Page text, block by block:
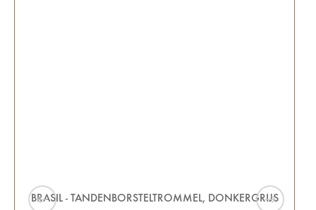
BRASIL - TANDENBORSTELTROMMEL, DONKERGRIJS